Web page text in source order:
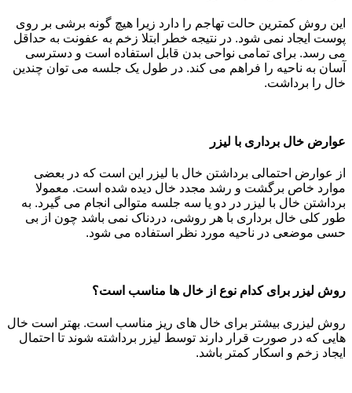
این روش کمترین حالت تهاجم را دارد زیرا هیچ گونه برشی بر روی
پوست ایجاد نمی شود. در نتیجه خطر ابتلا زخم به عفونت به حداقل
می رسد. برای تمامی نواحی بدن قابل استفاده است و دسترسی
آسان به ناحیه را فراهم می کند. در طول یک جلسه می توان چندین
خال را برداشت.
عوارض خال برداری با لیزر
از عوارض احتمالی برداشتن خال با لیزر این است که در بعضی
موارد خاص برگشت و رشد مجدد خال دیده شده است. معمولا
برداشتن خال با لیزر در دو یا سه جلسه متوالی انجام می گیرد. به
طور کلی خال برداری با هر روشی، دردناک نمی باشد چون از بی
حسی موضعی در ناحیه مورد نظر استفاده می شود.
روش لیزر برای کدام نوع از خال ها مناسب است؟
روش لیزری بیشتر برای خال های ریز مناسب است. بهتر است خال
هایی که در صورت قرار دارند توسط لیزر برداشته شوند تا احتمال
ایجاد زخم و اسکار کمتر باشد.